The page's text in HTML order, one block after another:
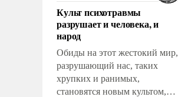
Культ психотравмы
разрушает и человека, и
народ
Обиды на этот жестокий мир,
разрушающий нас, таких
хрупких и ранимых,
становятся новым культом,